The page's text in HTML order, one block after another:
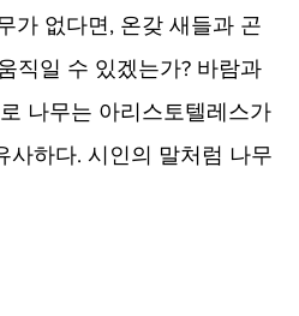
가 없다면, 온갖 새들과 곤
직일 수 있겠는가? 바람과
나무는 아리스토텔레스가
사하다. 시인의 말처럼 나무